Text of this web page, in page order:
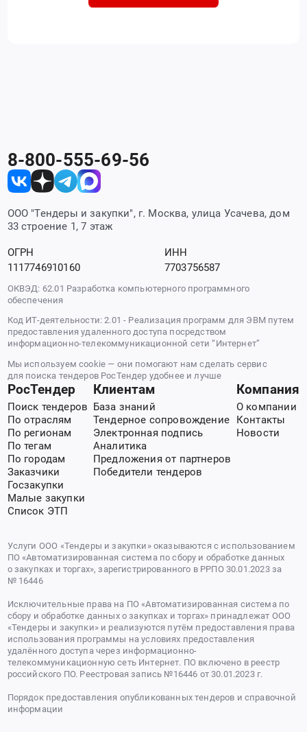
8-800-555-69-56
ООО "Тендеры и закупки", г. Москва, улица Усачева, дом
33 строение 1, 7 этаж
ОГРН
1117746910160
ИНН
7703756587
ОКВЭД: 62.01 Разработка компьютерного программного
обеспечения
Код ИТ-деятельности: 2.01 - Реализация программ для ЭВМ путем
предоставления удаленного доступа посредством
информационно-телекоммуникационной сети “Интернет”
Мы используем cookie — они помогают нам сделать сервис
для поиска тендеров РосТендер удобнее и лучше
РосТендер
Поиск тендеров
По отраслям
По регионам
По тегам
По городам
Заказчики
Госзакупки
Малые закупки
Список ЭТП
Клиентам
База знаний
Тендерное сопровождение
Электронная подпись
Аналитика
Предложения от партнеров
Победители тендеров
Компания
О компании
Контакты
Новости
Услуги ООО «Тендеры и закупки» оказываются с использованием
ПО «Автоматизированная система по сбору и обработке данных
о закупках и торгах», зарегистрированного в РРПО 30.01.2023 за
№ 16446
Исключительные права на ПО «Автоматизированная система по
сбору и обработке данных о закупках и торгах» принадлежат ООО
«Тендеры и закупки» и реализуются путём предоставления права
использования программы на условиях предоставления
удалённого доступа через информационно-
телекоммуникационную сеть Интернет. ПО включено в реестр
российского ПО. Реестровая запись №16446 от 30.01.2023 г.
Порядок предоставления опубликованных тендеров и справочной
информации